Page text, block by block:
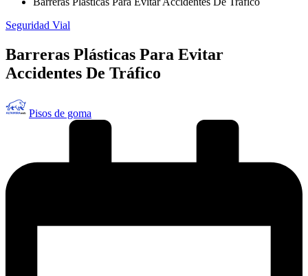
Publicado
Seguridad Vial
Barreras Plásticas Para Evitar
Accidentes De Tráfico
Publicado
por
Pisos de goma